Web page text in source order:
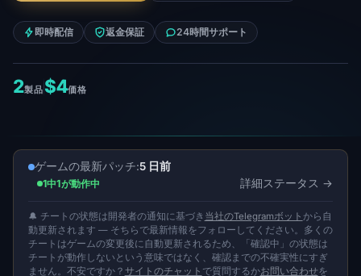
即時配信 返金保証 24時間サポート
2製品$4価格
ゲームの最新パッチ:5 日前
1中1が動作中 詳細ステータス
🔔 チートの状態は開発者の通知に基づき 当社のTelegramボット から自
動更新されます — そちらで最新情報をフォローしてください。多くの
チートはゲームの変更後に自動更新されるため、「確認中」の状態は
チートが動作しないという意味ではなく、確認までの不確実性にすぎ
ません。不安ですか？ サイトのチャット で質問するかお問い合わせを